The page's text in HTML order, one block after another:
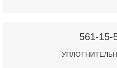
561-15-